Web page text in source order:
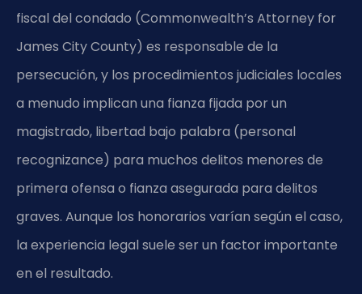
fiscal del condado (Commonwealth’s Attorney for
James City County) es responsable de la
persecución, y los procedimientos judiciales locales
a menudo implican una fianza fijada por un
magistrado, libertad bajo palabra (personal
recognizance) para muchos delitos menores de
primera ofensa o fianza asegurada para delitos
graves. Aunque los honorarios varían según el caso,
la experiencia legal suele ser un factor importante
en el resultado.